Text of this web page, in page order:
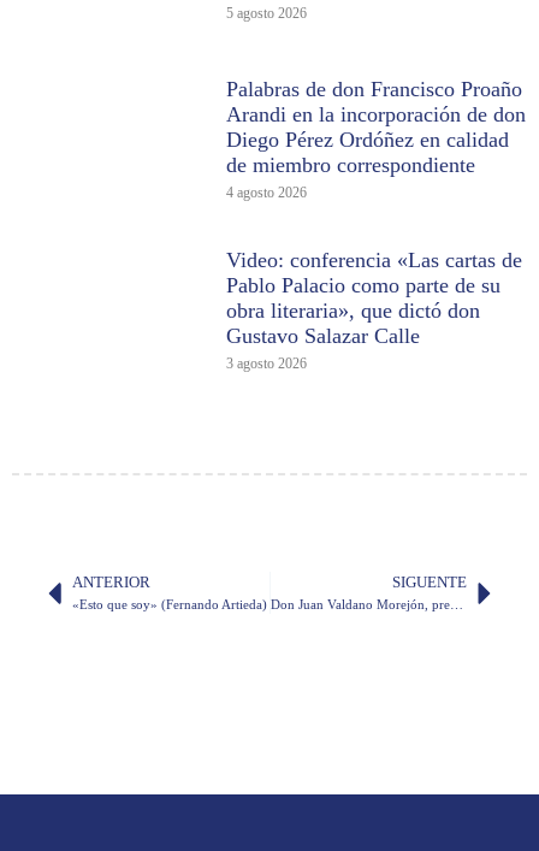
5 agosto 2026
Palabras de don Francisco Proaño
Arandi en la incorporación de don
Diego Pérez Ordóñez en calidad
de miembro correspondiente
4 agosto 2026
Video: conferencia «Las cartas de
Pablo Palacio como parte de su
obra literaria», que dictó don
Gustavo Salazar Calle
3 agosto 2026
ANTERIOR
«Esto que soy» (Fernando Artieda)
SIGUENTE
Don Juan Valdano Morejón, premio Eugenio Espejo 2020